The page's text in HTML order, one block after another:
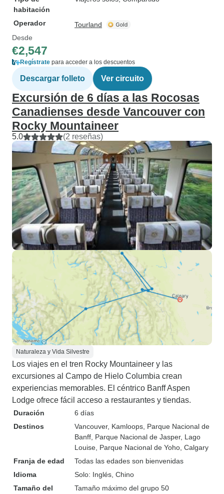
habitación
Operador
Tourland
Desde
€2,547
Regístrate para acceder a los descuentos
Descargar folleto Ver circuito
Excursión de 6 días a las Rocosas
Canadienses desde Vancouver con
Rocky Mountaineer
5.0 (2 reseñas)
Naturaleza y Vida Silvestre
Los viajes en el tren Rocky Mountaineer y las
excursiones al Campo de Hielo Columbia crean
experiencias memorables. El céntrico Banff Aspen
Lodge ofrece fácil acceso a restaurantes y tiendas.
Duración
6 días
Destinos
Vancouver, Kamloops , Parque Nacional de
Banff , Parque Nacional de Jasper, Lago
Louise , Parque Nacional de Yoho , Calgary
Franja de edad
Todas las edades son bienvenidas
Idioma
Solo: Inglés, Chino
Tamaño del
Tamaño máximo del grupo 50